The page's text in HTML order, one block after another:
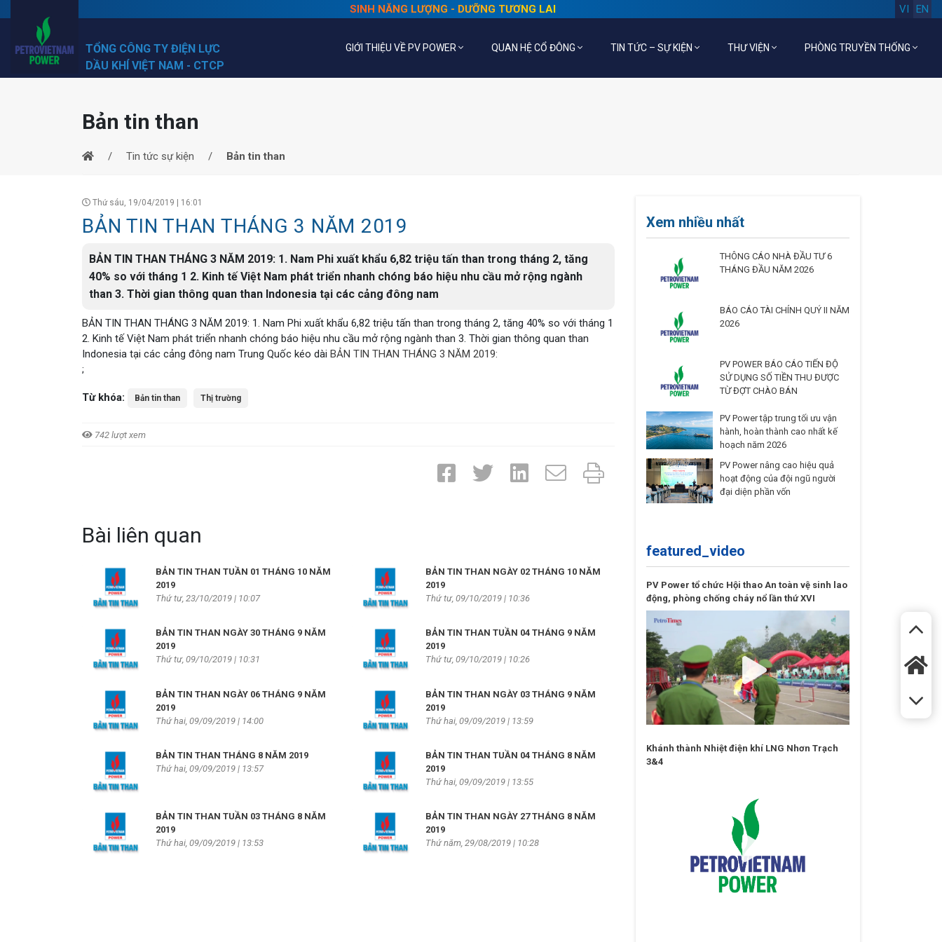
SINH NĂNG LƯỢNG - DƯỠNG TƯƠNG LAI EN
VI
TỔNG CÔNG TY ĐIỆN LỰC
DẦU KHÍ VIỆT NAM - CTCP
GIỚI THIỆU VỀ PV POWER QUAN HỆ CỔ ĐÔNG TIN TỨC – SỰ KIỆN THƯ VIỆN PHÒNG TRUYỀN THỐNG
Bản tin than
Tin tức sự kiện Bản tin than
Thứ sáu, 19/04/2019 | 16:01
BẢN TIN THAN THÁNG 3 NĂM 2019
BẢN TIN THAN THÁNG 3 NĂM 2019: 1. Nam Phi xuất khẩu 6,82 triệu tấn than trong tháng 2, tăng
40% so với tháng 1 2. Kinh tế Việt Nam phát triển nhanh chóng báo hiệu nhu cầu mở rộng ngành
than 3. Thời gian thông quan than Indonesia tại các cảng đông nam
BẢN TIN THAN THÁNG 3 NĂM 2019: 1. Nam Phi xuất khẩu 6,82 triệu tấn than trong tháng 2, tăng 40% so với tháng 1
2. Kinh tế Việt Nam phát triển nhanh chóng báo hiệu nhu cầu mở rộng ngành than 3. Thời gian thông quan than
Indonesia tại các cảng đông nam Trung Quốc kéo dài BẢN TIN THAN THÁNG 3 NĂM 2019:
;
Từ khóa: Bản tin than Thị trường
742 lượt xem
Bài liên quan
BẢN TIN THAN TUẦN 01 THÁNG 10 NĂM
2019
Thứ tư, 23/10/2019 | 10:07
BẢN TIN THAN NGÀY 02 THÁNG 10 NĂM
2019
Thứ tư, 09/10/2019 | 10:36
BẢN TIN THAN NGÀY 30 THÁNG 9 NĂM
2019
Thứ tư, 09/10/2019 | 10:31
BẢN TIN THAN TUẦN 04 THÁNG 9 NĂM
2019
Thứ tư, 09/10/2019 | 10:26
BẢN TIN THAN NGÀY 06 THÁNG 9 NĂM
2019
Thứ hai, 09/09/2019 | 14:00
BẢN TIN THAN NGÀY 03 THÁNG 9 NĂM
2019
Thứ hai, 09/09/2019 | 13:59
BẢN TIN THAN THÁNG 8 NĂM 2019
Thứ hai, 09/09/2019 | 13:57
BẢN TIN THAN TUẦN 04 THÁNG 8 NĂM
2019
Thứ hai, 09/09/2019 | 13:55
BẢN TIN THAN TUẦN 03 THÁNG 8 NĂM
2019
Thứ hai, 09/09/2019 | 13:53
BẢN TIN THAN NGÀY 27 THÁNG 8 NĂM
2019
Thứ năm, 29/08/2019 | 10:28
Xem nhiều nhất
THÔNG CÁO NHÀ ĐẦU TƯ 6
THÁNG ĐẦU NĂM 2026
BÁO CÁO TÀI CHÍNH QUÝ II NĂM
2026
PV POWER BÁO CÁO TIẾN ĐỘ
SỬ DỤNG SỐ TIỀN THU ĐƯỢC
TỪ ĐỢT CHÀO BÁN
PV Power tập trung tối ưu vận
hành, hoàn thành cao nhất kế
hoạch năm 2026
PV Power nâng cao hiệu quả
hoạt động của đội ngũ người
đại diện phần vốn
featured_video
PV Power tổ chức Hội thao An toàn vệ sinh lao
động, phòng chống cháy nổ lần thứ XVI
Khánh thành Nhiệt điện khí LNG Nhơn Trạch
3&4